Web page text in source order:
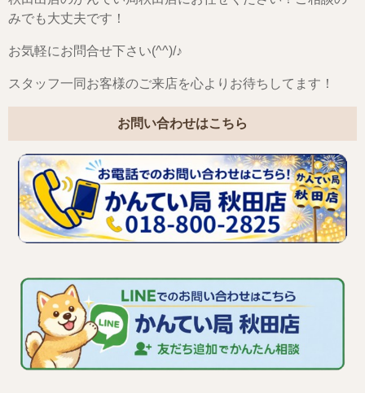
みでも大丈夫です！
お気軽にお問合せ下さい(^^)/♪
スタッフ一同お客様のご来店を心よりお待ちしてます！
お問い合わせはこちら